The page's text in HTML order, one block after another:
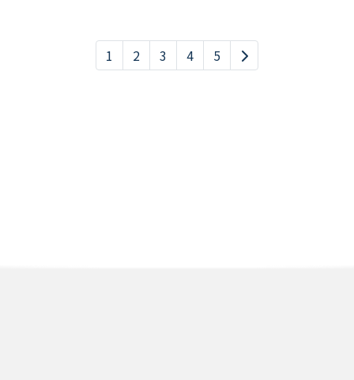
1 2 3 4 5